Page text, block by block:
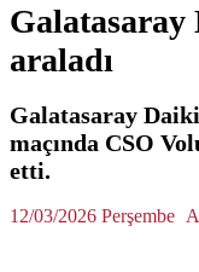
Galatasaray
araladı
Galatasaray
maçında CSO
etti.
12/03/2026 Perşembe